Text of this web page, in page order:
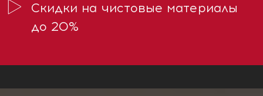
Скидки на чистовые материалы
до 20%